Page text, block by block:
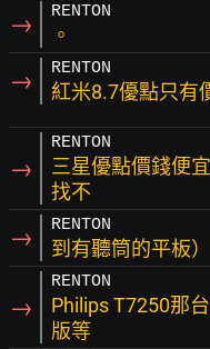
→ RENTON
。
→ RENTON
紅米8.7優點只有
→
RENTON
三星優點價錢便
找不
→ RENTON
到有聽筒的平板
→
RENTON
Philips T7250那
版等